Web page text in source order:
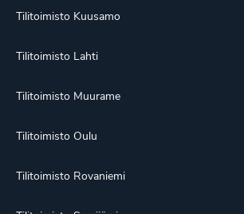
Tilitoimisto Kuusamo
Tilitoimisto Lahti
Tilitoimisto Muurame
Tilitoimisto Oulu
Tilitoimisto Rovaniemi